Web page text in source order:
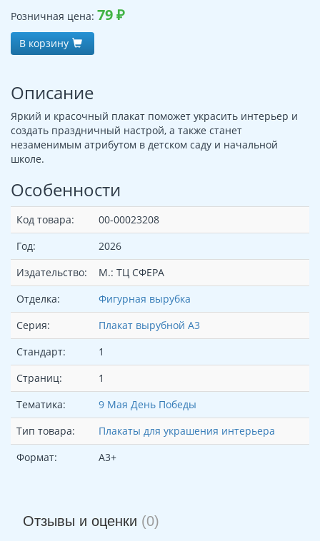
Розничная цена: 79₽
В корзину
Описание
Яркий и красочный плакат поможет украсить интерьер и
создать праздничный настрой, а также станет
незаменимым атрибутом в детском саду и начальной
школе.
Особенности
Код товара:
00-00023208
Год:
2026
Издательство:
М.: ТЦ СФЕРА
Отделка:
Фигурная вырубка
Серия:
Плакат вырубной А3
Стандарт:
1
Страниц:
1
Тематика:
9 Мая День Победы
Тип товара:
Плакаты для украшения интерьера
Формат:
А3+
Отзывы и оценки (0)